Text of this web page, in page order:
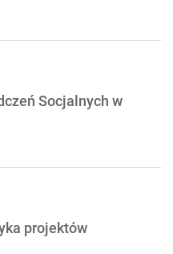
Socjalnych w
projektów